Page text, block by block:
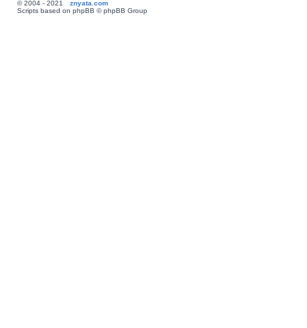
© 2004 - 2021 znyata.com
Scripts based on phpBB © phpBB Group